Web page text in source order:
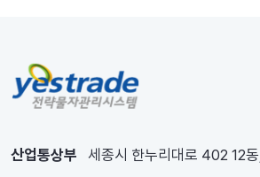
산업통상부 세종시 한누리대로 402 12